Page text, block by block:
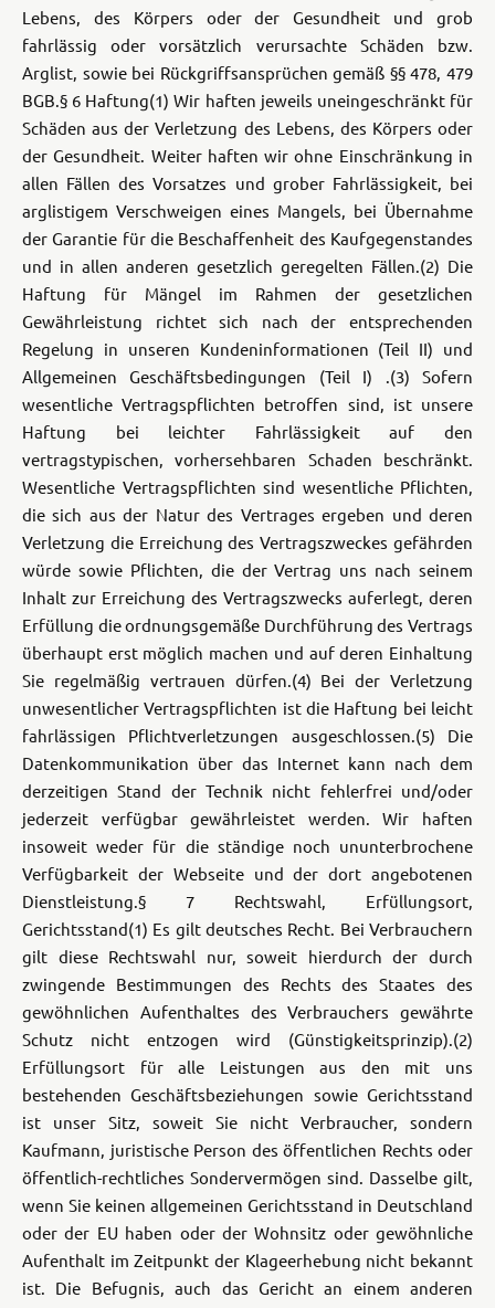
Lebens, des Körpers oder der Gesundheit und grob
fahrlässig oder vorsätzlich verursachte Schäden bzw.
Arglist, sowie bei Rückgriffsansprüchen gemäß §§ 478, 479
BGB.§ 6 Haftung(1) Wir haften jeweils uneingeschränkt für
Schäden aus der Verletzung des Lebens, des Körpers oder
der Gesundheit. Weiter haften wir ohne Einschränkung in
allen Fällen des Vorsatzes und grober Fahrlässigkeit, bei
arglistigem Verschweigen eines Mangels, bei Übernahme
der Garantie für die Beschaffenheit des Kaufgegenstandes
und in allen anderen gesetzlich geregelten Fällen.(2) Die
Haftung für Mängel im Rahmen der gesetzlichen
Gewährleistung richtet sich nach der entsprechenden
Regelung in unseren Kundeninformationen (Teil II) und
Allgemeinen Geschäftsbedingungen (Teil I) .(3) Sofern
wesentliche Vertragspflichten betroffen sind, ist unsere
Haftung bei leichter Fahrlässigkeit auf den
vertragstypischen, vorhersehbaren Schaden beschränkt.
Wesentliche Vertragspflichten sind wesentliche Pflichten,
die sich aus der Natur des Vertrages ergeben und deren
Verletzung die Erreichung des Vertragszweckes gefährden
würde sowie Pflichten, die der Vertrag uns nach seinem
Inhalt zur Erreichung des Vertragszwecks auferlegt, deren
Erfüllung die ordnungsgemäße Durchführung des Vertrags
überhaupt erst möglich machen und auf deren Einhaltung
Sie regelmäßig vertrauen dürfen.(4) Bei der Verletzung
unwesentlicher Vertragspflichten ist die Haftung bei leicht
fahrlässigen Pflichtverletzungen ausgeschlossen.(5) Die
Datenkommunikation über das Internet kann nach dem
derzeitigen Stand der Technik nicht fehlerfrei und/oder
jederzeit verfügbar gewährleistet werden. Wir haften
insoweit weder für die ständige noch ununterbrochene
Verfügbarkeit der Webseite und der dort angebotenen
Dienstleistung.§ 7 Rechtswahl, Erfüllungsort,
Gerichtsstand(1) Es gilt deutsches Recht. Bei Verbrauchern
gilt diese Rechtswahl nur, soweit hierdurch der durch
zwingende Bestimmungen des Rechts des Staates des
gewöhnlichen Aufenthaltes des Verbrauchers gewährte
Schutz nicht entzogen wird (Günstigkeitsprinzip).(2)
Erfüllungsort für alle Leistungen aus den mit uns
bestehenden Geschäftsbeziehungen sowie Gerichtsstand
ist unser Sitz, soweit Sie nicht Verbraucher, sondern
Kaufmann, juristische Person des öffentlichen Rechts oder
öffentlich-rechtliches Sondervermögen sind. Dasselbe gilt,
wenn Sie keinen allgemeinen Gerichtsstand in Deutschland
oder der EU haben oder der Wohnsitz oder gewöhnliche
Aufenthalt im Zeitpunkt der Klageerhebung nicht bekannt
ist. Die Befugnis, auch das Gericht an einem anderen